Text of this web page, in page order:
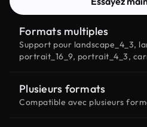
Formats multiples
Support pour landscape_4_3,
portrait_16_9, portrait_4_3,
Plusieurs formats
Compatible avec plusieurs